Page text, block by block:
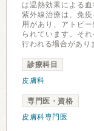
は温熱効果による
紫外線治療は、免
用があり、アトピ
られています。そ
行われる場合があり
診療科目
皮膚科
専門医・資格
皮膚科専門医